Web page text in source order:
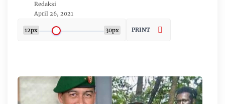
Redaksi
April 26, 2021
12px 30px PRINT